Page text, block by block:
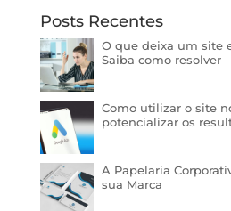
Posts Recentes
O que deixa um site
Saiba como resolver
Como utilizar o site
potencializar os
A Papelaria
sua Marca